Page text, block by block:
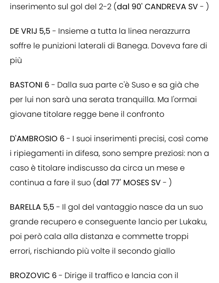
inserimento sul gol del 2-2 (dal 90' CANDREVA SV- )
DE VRIJ 5,5 - Insieme a tutta la linea nerazzurra
soffre le punizioni laterali di Banega. Doveva fare di
più
BASTONI 6- Dalla sua parte c'è Suso e sa già che
per lui non sarà una serata tranquilla. Ma l'ormai
giovane titolare regge bene il confronto
D'AMBROSIO 6- I suoi inserimenti precisi, così come
i ripiegamenti in difesa, sono sempre preziosi: non a
caso è titolare indiscusso da circa un mese e
continua a fare il suo (dal 77' MOSES SV- )
BARELLA 5,5 - Il gol del vantaggio nasce da un suo
grande recupero e conseguente lancio per Lukaku,
poi però cala alla distanza e commette troppi
errori, rischiando più volte il secondo giallo
BROZOVIC 6- Dirige il traffico e lancia con il